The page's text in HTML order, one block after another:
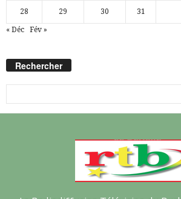
28 29 30 31
« Déc Fév »
Rechercher